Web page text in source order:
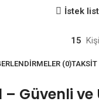
İstek
15
(0)TAKSIT
– Güvenli